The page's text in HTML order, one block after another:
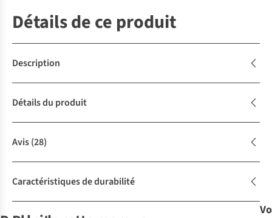
Détails de ce produit
Description
Détails du produit
Avis(28)
Caractéristiques de durabilité